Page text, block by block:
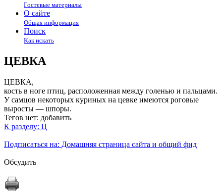
Гостевые материалы
О сайте
Общая информация
Поиск
Как искать
ЦЕВКА
ЦЕВКА,
кость в ноге птиц, расположенная между голенью и пальцами.
У самцов некоторых куриных на цевке имеются роговые
выросты — шпоры.
Тегов нет: добавить
К разделу: Ц
Подписаться на: Домашняя страница сайта и общий фид
Обсудить